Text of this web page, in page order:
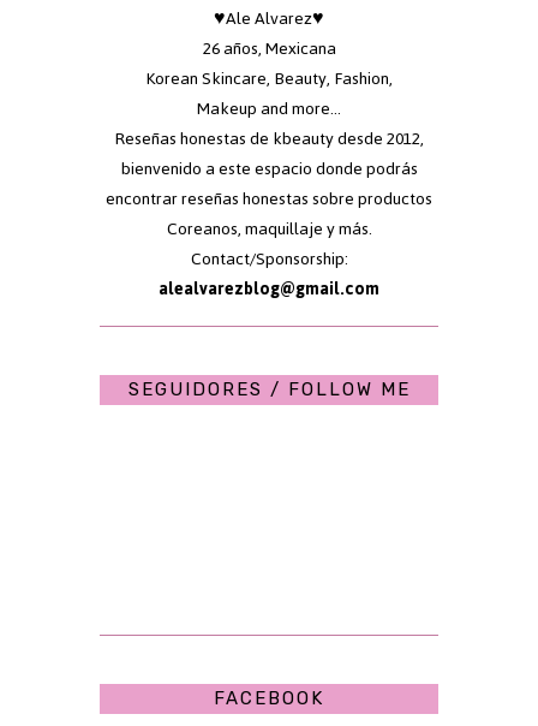
♥Ale Alvarez♥
26 años, Mexicana
Korean Skincare, Beauty, Fashion,
Makeup and more...
Reseñas honestas de kbeauty desde 2012,
bienvenido a este espacio donde podrás
encontrar reseñas honestas sobre productos
Coreanos, maquillaje y más.
Contact/Sponsorship:
alealvarezblog@gmail.com
SEGUIDORES / FOLLOW ME
FACEBOOK